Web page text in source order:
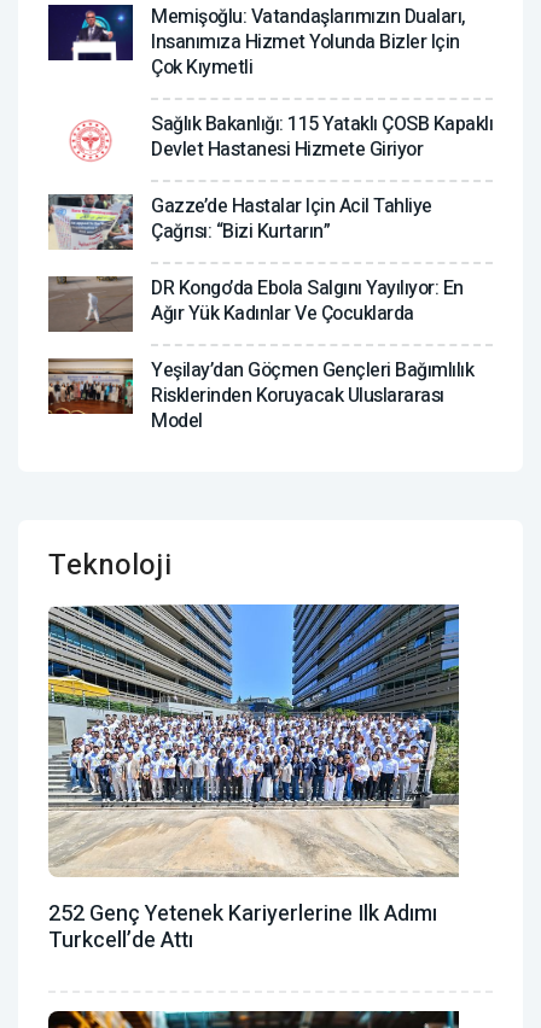
Memişoğlu: Vatandaşlarımızın Duaları,
Insanımıza Hizmet Yolunda Bizler Için
Çok Kıymetli
Sağlık Bakanlığı: 115 Yataklı ÇOSB Kapaklı
Devlet Hastanesi Hizmete Giriyor
Gazze’de Hastalar Için Acil Tahliye
Çağrısı: “Bizi Kurtarın”
DR Kongo’da Ebola Salgını Yayılıyor: En
Ağır Yük Kadınlar Ve Çocuklarda
Yeşilay’dan Göçmen Gençleri Bağımlılık
Risklerinden Koruyacak Uluslararası
Model
Teknoloji
252 Genç Yetenek Kariyerlerine Ilk Adımı
Turkcell’de Attı